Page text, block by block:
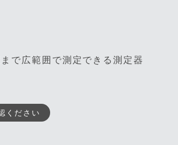
で広範囲で測定できる測定器
ください